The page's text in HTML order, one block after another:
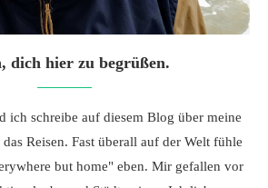
dich hier zu begrüßen.
ich schreibe auf diesem Blog über meine
Reisen. Fast überall auf der Welt fühle
but home" eben. Mir gefallen vor